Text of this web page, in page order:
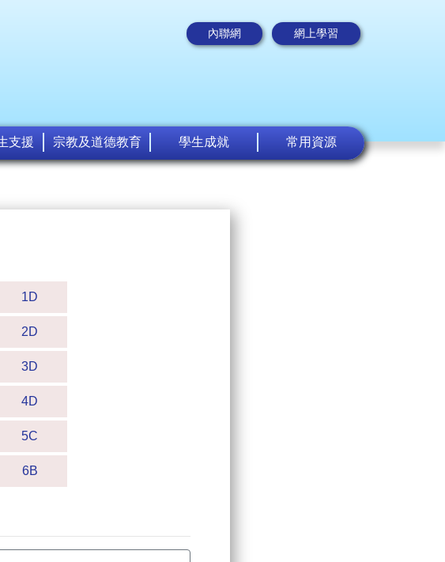
內聯網 網上學習
支援 宗教及道德教育 學生成就 常用資源
1D
2D
3D
4D
5C
6B